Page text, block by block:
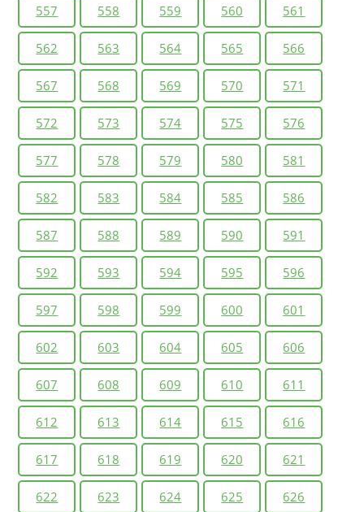
557 558 559 560 561
562 563 564 565 566
567 568 569 570 571
572 573 574 575 576
577 578 579 580 581
582 583 584 585 586
587 588 589 590 591
592 593 594 595 596
597 598 599 600 601
602 603 604 605 606
607 608 609 610 611
612 613 614 615 616
617 618 619 620 621
622 623 624 625 626